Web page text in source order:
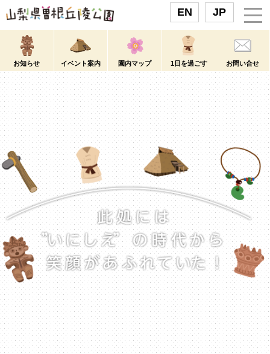
お知らせ イベント案内 園内マップ 1日を過ごす お問い合せ